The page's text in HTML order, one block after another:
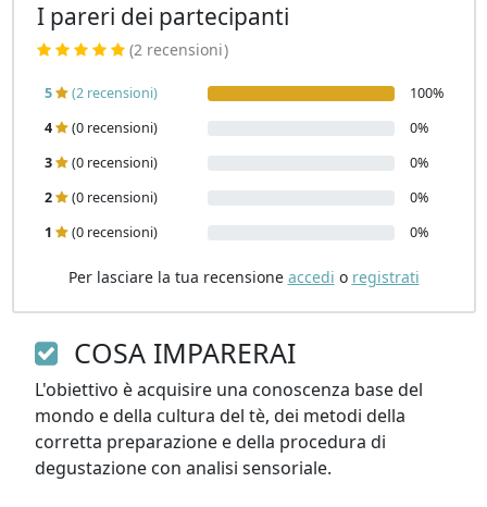
COSA IMPARERAI
L'obiettivo è acquisire una conoscenza base del
mondo e della cultura del tè, dei metodi della
corretta preparazione e della procedura di
degustazione con analisi sensoriale.
I pareri dei partecipanti
(2 recensioni)
5 (2 recensioni)
100%
4
(0 recensioni)
0%
3
(0 recensioni)
0%
2
(0 recensioni)
0%
1
(0 recensioni) 0%
Per lasciare la tua recensione accedi o registrati